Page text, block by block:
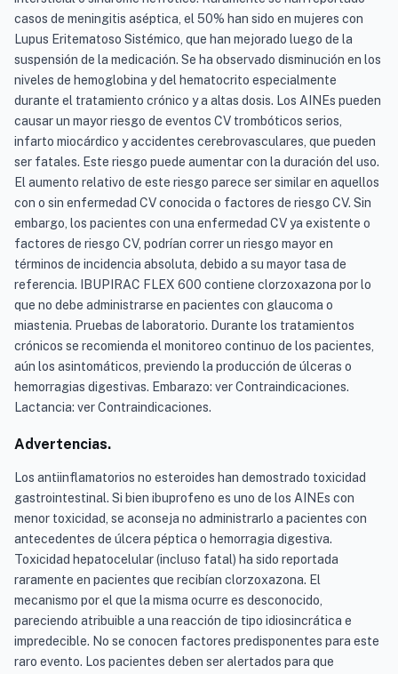
casos de meningitis aséptica, el 50% han sido en mujeres con
Lupus Eritematoso Sistémico, que han mejorado luego de la
suspensión de la medicación. Se ha observado disminución en los
niveles de hemoglobina y del hematocrito especialmente
durante el tratamiento crónico y a altas dosis. Los AINEs pueden
causar un mayor riesgo de eventos CV trombóticos serios,
infarto miocárdico y accidentes cerebrovasculares, que pueden
ser fatales. Este riesgo puede aumentar con la duración del uso.
El aumento relativo de este riesgo parece ser similar en aquellos
con o sin enfermedad CV conocida o factores de riesgo CV. Sin
embargo, los pacientes con una enfermedad CV ya existente o
factores de riesgo CV, podrían correr un riesgo mayor en
términos de incidencia absoluta, debido a su mayor tasa de
referencia. IBUPIRAC FLEX 600 contiene clorzoxazona por lo
que no debe administrarse en pacientes con glaucoma o
miastenia. Pruebas de laboratorio. Durante los tratamientos
crónicos se recomienda el monitoreo continuo de los pacientes,
aún los asintomáticos, previendo la producción de úlceras o
hemorragias digestivas. Embarazo: ver Contraindicaciones.
Lactancia: ver Contraindicaciones.
Advertencias.
Los antiinflamatorios no esteroides han demostrado toxicidad
gastrointestinal. Si bien ibuprofeno es uno de los AINEs con
menor toxicidad, se aconseja no administrarlo a pacientes con
antecedentes de úlcera péptica o hemorragia digestiva.
Toxicidad hepatocelular (incluso fatal) ha sido reportada
raramente en pacientes que recibían clorzoxazona. El
mecanismo por el que la misma ocurre es desconocido,
pareciendo atribuible a una reacción de tipo idiosincrática e
impredecible. No se conocen factores predisponentes para este
raro evento. Los pacientes deben ser alertados para que